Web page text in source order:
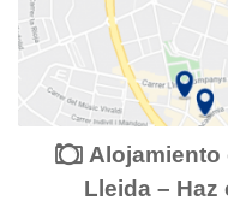
Alojamiento
Lleida –